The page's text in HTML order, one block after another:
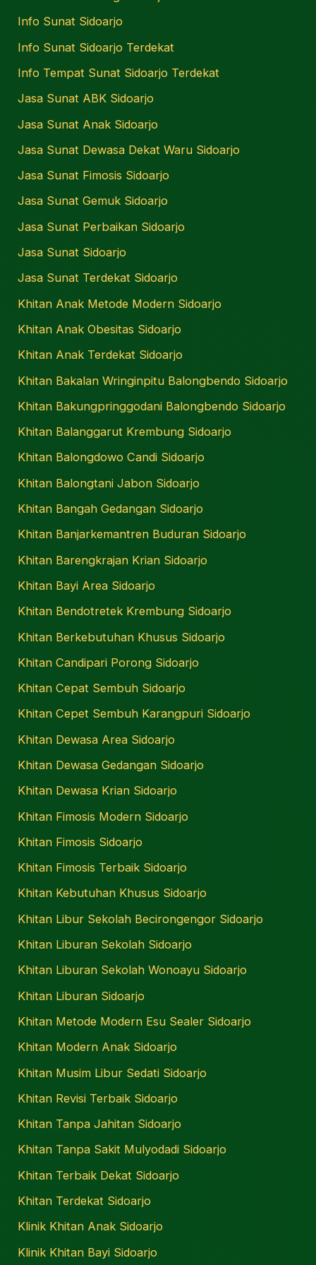
Info Sunat Sidoarjo
Info Sunat Sidoarjo Terdekat
Info Tempat Sunat Sidoarjo Terdekat
Jasa Sunat ABK Sidoarjo
Jasa Sunat Anak Sidoarjo
Jasa Sunat Dewasa Dekat Waru Sidoarjo
Jasa Sunat Fimosis Sidoarjo
Jasa Sunat Gemuk Sidoarjo
Jasa Sunat Perbaikan Sidoarjo
Jasa Sunat Sidoarjo
Jasa Sunat Terdekat Sidoarjo
Khitan Anak Metode Modern Sidoarjo
Khitan Anak Obesitas Sidoarjo
Khitan Anak Terdekat Sidoarjo
Khitan Bakalan Wringinpitu Balongbendo Sidoarjo
Khitan Bakungpringgodani Balongbendo Sidoarjo
Khitan Balanggarut Krembung Sidoarjo
Khitan Balongdowo Candi Sidoarjo
Khitan Balongtani Jabon Sidoarjo
Khitan Bangah Gedangan Sidoarjo
Khitan Banjarkemantren Buduran Sidoarjo
Khitan Barengkrajan Krian Sidoarjo
Khitan Bayi Area Sidoarjo
Khitan Bendotretek Krembung Sidoarjo
Khitan Berkebutuhan Khusus Sidoarjo
Khitan Candipari Porong Sidoarjo
Khitan Cepat Sembuh Sidoarjo
Khitan Cepet Sembuh Karangpuri Sidoarjo
Khitan Dewasa Area Sidoarjo
Khitan Dewasa Gedangan Sidoarjo
Khitan Dewasa Krian Sidoarjo
Khitan Fimosis Modern Sidoarjo
Khitan Fimosis Sidoarjo
Khitan Fimosis Terbaik Sidoarjo
Khitan Kebutuhan Khusus Sidoarjo
Khitan Libur Sekolah Becirongengor Sidoarjo
Khitan Liburan Sekolah Sidoarjo
Khitan Liburan Sekolah Wonoayu Sidoarjo
Khitan Liburan Sidoarjo
Khitan Metode Modern Esu Sealer Sidoarjo
Khitan Modern Anak Sidoarjo
Khitan Musim Libur Sedati Sidoarjo
Khitan Revisi Terbaik Sidoarjo
Khitan Tanpa Jahitan Sidoarjo
Khitan Tanpa Sakit Mulyodadi Sidoarjo
Khitan Terbaik Dekat Sidoarjo
Khitan Terdekat Sidoarjo
Klinik Khitan Anak Sidoarjo
Klinik Khitan Bayi Sidoarjo